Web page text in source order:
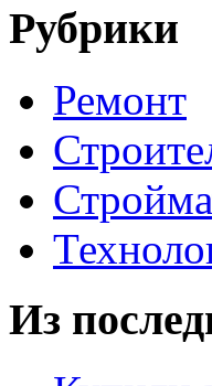
Рубрики
Ремонт
Из